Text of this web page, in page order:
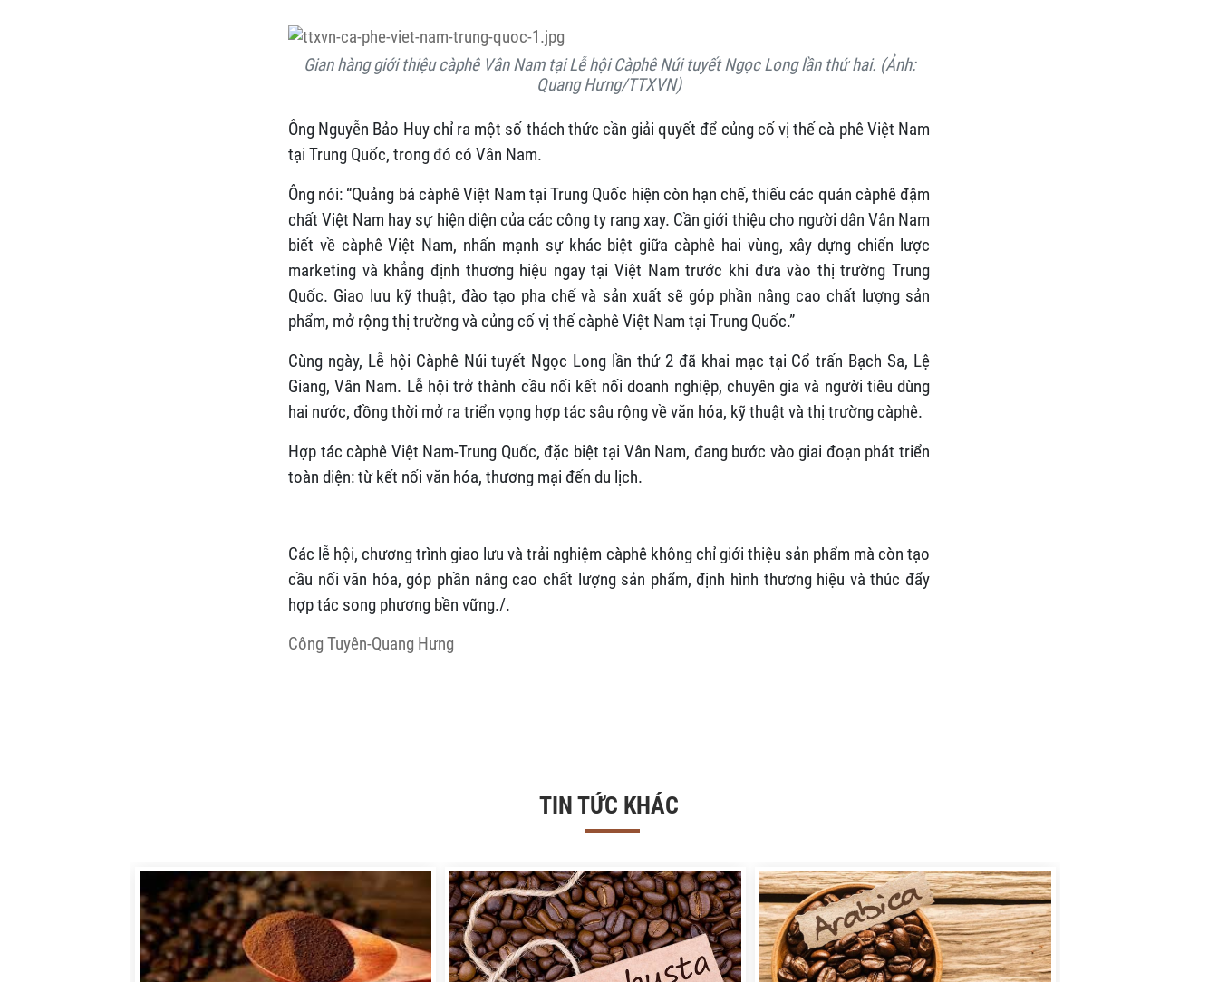
Gian hàng giới thiệu càphê Vân Nam tại Lễ hội Càphê Núi tuyết Ngọc Long lần thứ hai. (Ảnh:
Quang Hưng/TTXVN)
Ông Nguyễn Bảo Huy chỉ ra một số thách thức cần giải quyết để củng cố vị thế cà phê Việt Nam
tại Trung Quốc, trong đó có Vân Nam.
Ông nói: “Quảng bá càphê Việt Nam tại Trung Quốc hiện còn hạn chế, thiếu các quán càphê đậm
chất Việt Nam hay sự hiện diện của các công ty rang xay. Cần giới thiệu cho người dân Vân Nam
biết về càphê Việt Nam, nhấn mạnh sự khác biệt giữa càphê hai vùng, xây dựng chiến lược
marketing và khẳng định thương hiệu ngay tại Việt Nam trước khi đưa vào thị trường Trung
Quốc. Giao lưu kỹ thuật, đào tạo pha chế và sản xuất sẽ góp phần nâng cao chất lượng sản
phẩm, mở rộng thị trường và củng cố vị thế càphê Việt Nam tại Trung Quốc.”
Cùng ngày, Lễ hội Càphê Núi tuyết Ngọc Long lần thứ 2 đã khai mạc tại Cổ trấn Bạch Sa, Lệ
Giang, Vân Nam. Lễ hội trở thành cầu nối kết nối doanh nghiệp, chuyên gia và người tiêu dùng
hai nước, đồng thời mở ra triển vọng hợp tác sâu rộng về văn hóa, kỹ thuật và thị trường càphê.
Hợp tác càphê Việt Nam-Trung Quốc, đặc biệt tại Vân Nam, đang bước vào giai đoạn phát triển
toàn diện: từ kết nối văn hóa, thương mại đến du lịch.
Các lễ hội, chương trình giao lưu và trải nghiệm càphê không chỉ giới thiệu sản phẩm mà còn tạo
cầu nối văn hóa, góp phần nâng cao chất lượng sản phẩm, định hình thương hiệu và thúc đẩy
hợp tác song phương bền vững./.
Công Tuyên-Quang Hưng
TIN TỨC KHÁC